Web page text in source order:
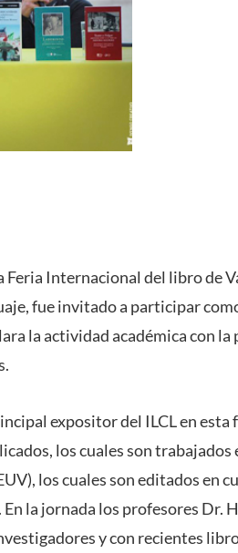
Internacional del libro de
fue invitado a participar
la actividad académica con
expositor del ILCL en
los cuales son trabajados
los cuales son editados en
la jornada los profesores Dr.
y con recientes